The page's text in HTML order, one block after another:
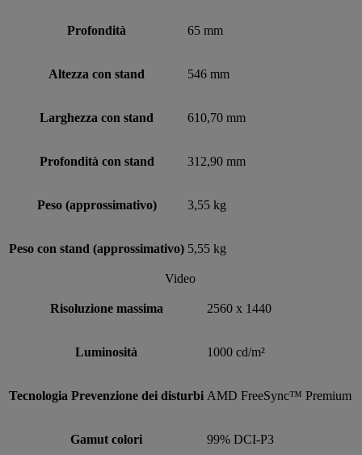
Profondità 65 mm
Altezza con stand 546 mm
Larghezza con stand 610,70 mm
Profondità con stand 312,90 mm
Peso (approssimativo) 3,55 kg
Peso con stand (approssimativo) 5,55 kg
Video
Risoluzione massima 2560 x 1440
Luminosità 1000 cd/m²
Tecnologia Prevenzione dei disturbi AMD FreeSync™ Premium
Gamut colori 99% DCI-P3